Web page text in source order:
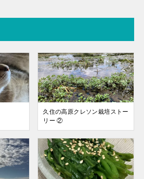
久住の高原クレソン栽培ストー
リー ②